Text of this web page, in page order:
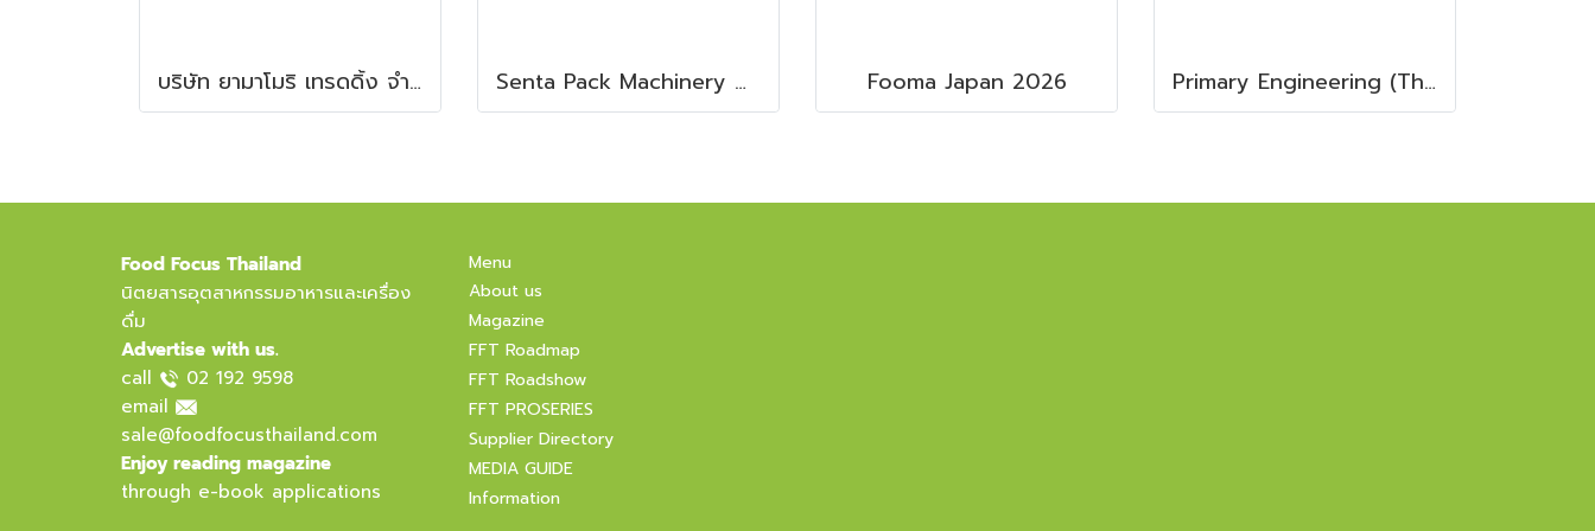
บริษัท ยามาโมริ เทรดดิ้ง จำกัด Senta Pack Machinery & Service Co., Ltd. Fooma Japan 2026 Primary Engineering (Thailand) Ltd.
Food Focus Thailand
นิตยสารอุตสาหกรรมอาหารและเครื่อง
ดื่ม
Advertise with us.
call
02 192 9598
email
sale@foodfocusthailand.com
Enjoy reading magazine
through e-book applications
Menu
About us
Magazine
FFT Roadmap
FFT Roadshow
FFT PROSERIES
Supplier Directory
MEDIA GUIDE
Information